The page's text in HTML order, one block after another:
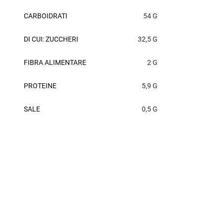
CARBOIDRATI 54 G
DI CUI: ZUCCHERI 32,5 G
FIBRA ALIMENTARE 2 G
PROTEINE 5,9 G
SALE 0,5 G